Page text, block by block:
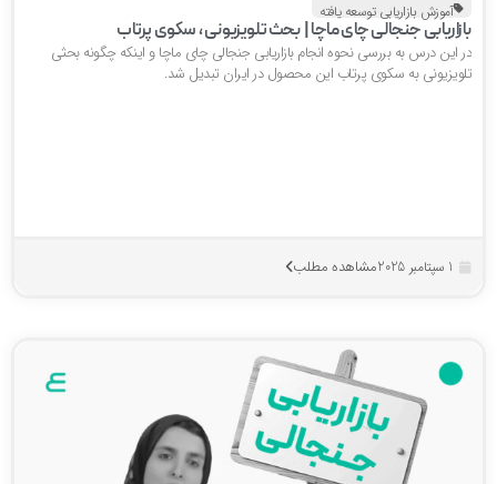
آموزش بازاریابی توسعه یافته
جنجالی چای ماچا | بحث تلویزیونی ، سکوی پرتاب
این درس به بررسی نحوه انجام بازاریابی جنجالی چای ماچا و اینکه چگونه بحثی
به سکوی پرتاب این محصول در ایران تبدیل شد.
مشاهده مطلب